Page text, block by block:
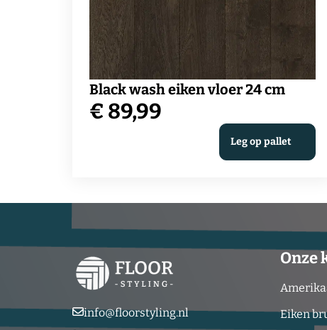
Black wash eiken vloer 24 cm
€ 89,99
Leg op pallet
info@floorstyling.nl
Onze
Eiken